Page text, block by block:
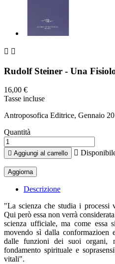
 
Rudolf Steiner - Una
16,00 €
Tasse incluse
Antroposofica Editrice, Gennaio
Quantità
 Aggiungi al carrello 
Descrizione
"La scienza che studia i processi
Qui però essa non verrà
scienza ufficiale, ma come essa
movendo sì dalla conformazioen
dalle funzioni dei suoi organi,
fondamento spirituale e
vitali".